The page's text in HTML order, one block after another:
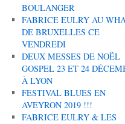
BOULANGER
FABRICE EULRY AU
DE BRUXELLES CE
VENDREDI
DEUX MESSES DE NOËL
GOSPEL 23 ET 24
À LYON
FESTIVAL BLUES EN
AVEYRON 2019 !!!
FABRICE EULRY & LES